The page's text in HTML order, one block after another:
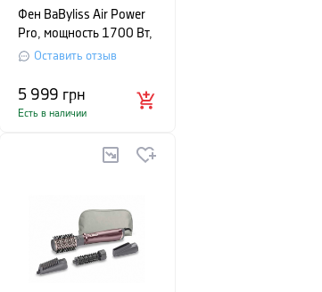
Фен BaByliss Air Power
Pro, мощность 1700 Вт,
темно-зеленый с
Оставить отзыв
5 999 грн
Есть в наличии